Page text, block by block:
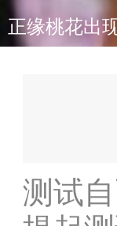
有没
测试